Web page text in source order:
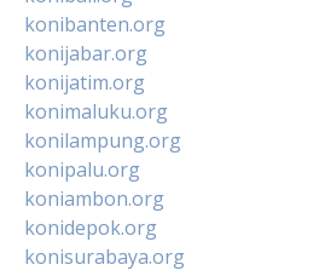
konibanten.org
konijabar.org
konijatim.org
konimaluku.org
konilampung.org
konipalu.org
koniambon.org
konidepok.org
konisurabaya.org